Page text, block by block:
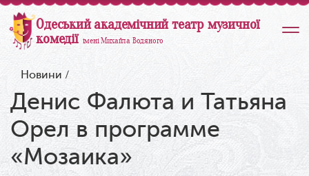
Одеський академічний театр музичної
комедії імені Михайла Водяного
Новини /
Денис Фалюта и Татьяна
Орел в программе
«Мозаика»